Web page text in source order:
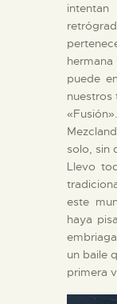
puede
nuestros
solo, sin
Llevo
este
haya
un baile
primera